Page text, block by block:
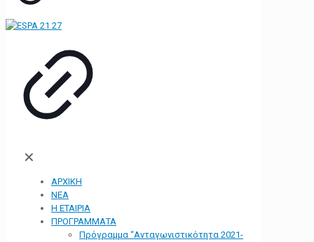
✕
ΑΡΧΙΚΗ
ΝΕΑ
Η ΕΤΑΙΡΙΑ
ΠΡΟΓΡΑΜΜΑΤΑ
Πρόγραμμα “Ανταγωνιστικότητα 2021-